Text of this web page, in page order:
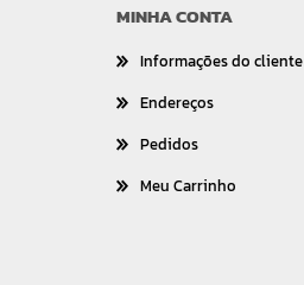
MINHA CONTA
Informações do cliente
Endereços
Pedidos
Meu Carrinho